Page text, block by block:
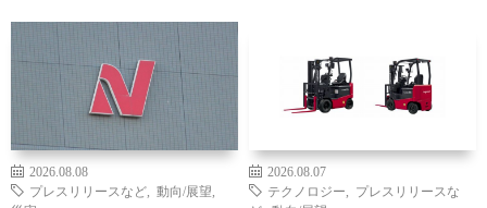
2026.08.08
プレスリリースなど
動向/展望
2026.08.07
テクノロジー
プレスリリースな